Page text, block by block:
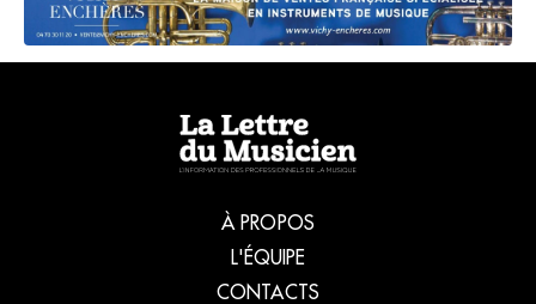
À PROPOS
L'ÉQUIPE
CONTACTS